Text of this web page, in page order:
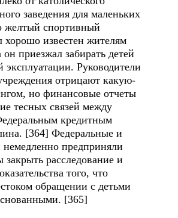
заведения для маленьких
желтый спортивный
хорошо известен жителям
он приезжал забирать детей
эксплуатации. Руководители
отрицают какую-
но финансовые отчеты
тесных связей между
кредитным
[364] Федеральные и
немедленно предприняли
закрыть расследование и
того, что
обращении с детьми
[365]